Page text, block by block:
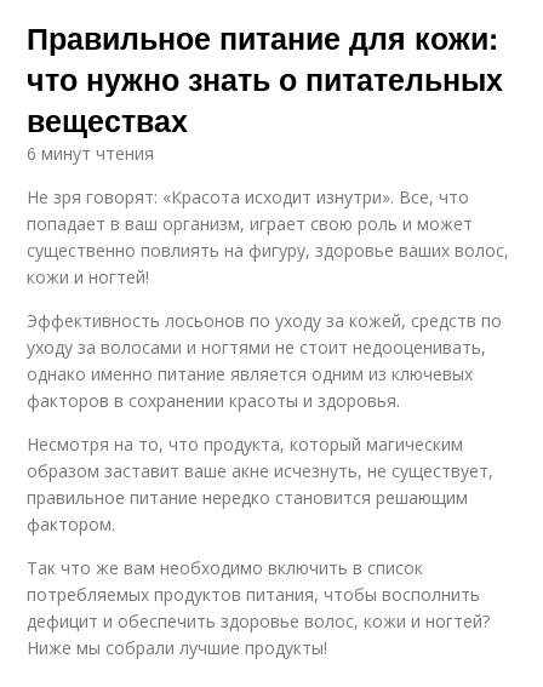
Правильное питание для кожи:
что нужно знать о питательных
веществах
6 минут чтения
Не зря говорят: «Красота исходит изнутри». Все, что
попадает в ваш организм, играет свою роль и может
существенно повлиять на фигуру, здоровье ваших волос,
кожи и ногтей! ⁠
Эффективность лосьонов по уходу за кожей, средств по
уходу за волосами и ногтями не стоит недооценивать,
однако именно питание является одним из ключевых
факторов в сохранении красоты и здоровья.
Несмотря на то, что продукта, который магическим
образом заставит ваше акне исчезнуть, не существует,
правильное питание нередко становится решающим
фактором.
Так что же вам необходимо включить в список
потребляемых продуктов питания, чтобы восполнить
дефицит и обеспечить здоровье волос, кожи и ногтей?
Ниже мы собрали лучшие продукты!